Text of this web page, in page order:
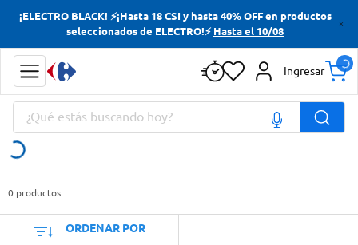
¡ELECTRO BLACK! ⚡¡Hasta 18 CSI y hasta 40% OFF en productos
seleccionados de ELECTRO!⚡ Hasta el 10/08
Ingresar
¿Qué estás buscando hoy?
0 productos
ORDENAR POR
Términos más buscados
Yerba
Cerveza
Términos más buscados
Yerba
Cerveza
Doves
Papas Fritas